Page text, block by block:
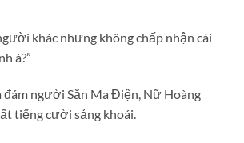
khác nhưng không chấp nhận cái
à?”
đám người Săn Ma Điện, Nữ Hoàng
tiếng cười sảng khoái.